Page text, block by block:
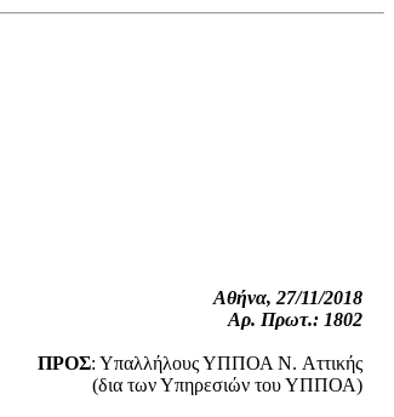
Αθήνα, 27/11/2018
Αρ. Πρωτ.: 1802
ΠΡΟΣ: Υπαλλήλους ΥΠΠΟΑ N. Αττικής
(δια των Υπηρεσιών του ΥΠΠΟΑ)